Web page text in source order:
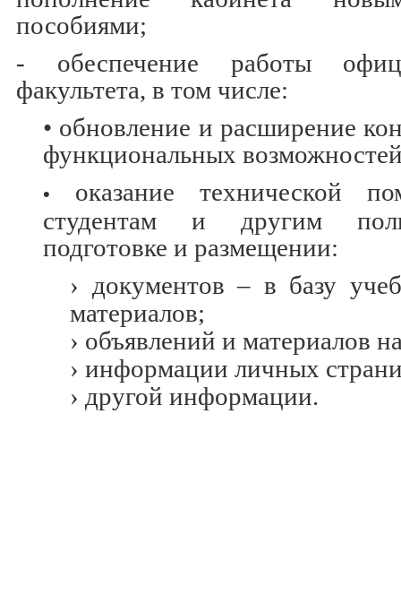
пособиями;
- обеспечение работы
факультета, в том числе:
• обновление и расширение
функциональных
• оказание технической
студентам и другим
подготовке и размещении:
› документов – в базу
материалов;
› объявлений и материалов
› информации личных
› другой информации.